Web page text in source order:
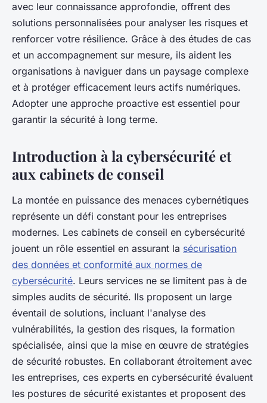
avec leur connaissance approfondie, offrent des
solutions personnalisées pour analyser les risques et
renforcer votre résilience. Grâce à des études de cas
et un accompagnement sur mesure, ils aident les
organisations à naviguer dans un paysage complexe
et à protéger efficacement leurs actifs numériques.
Adopter une approche proactive est essentiel pour
garantir la sécurité à long terme.
Introduction à la cybersécurité et
aux cabinets de conseil
La montée en puissance des menaces cybernétiques
représente un défi constant pour les entreprises
modernes. Les cabinets de conseil en cybersécurité
jouent un rôle essentiel en assurant la sécurisation
des données et conformité aux normes de
cybersécurité. Leurs services ne se limitent pas à de
simples audits de sécurité. Ils proposent un large
éventail de solutions, incluant l'analyse des
vulnérabilités, la gestion des risques, la formation
spécialisée, ainsi que la mise en œuvre de stratégies
de sécurité robustes. En collaborant étroitement avec
les entreprises, ces experts en cybersécurité évaluent
les postures de sécurité existantes et proposent des